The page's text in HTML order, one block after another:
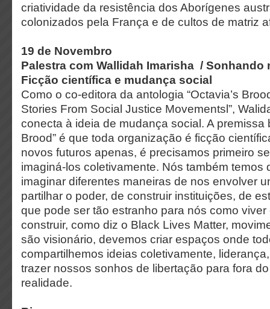
criatividade da resistência dos Aborígenes
colonizados pela França e de cultos de matriz
19 de Novembro
Palestra com Wallidah Imarisha / Sonhando
Ficção científica e mudança social
Como o co-editora da antologia “Octavia’s
Stories From Social Justice Movementsl”,
conecta à ideia de mudança social. A premissa
Brood” é que toda organização é ficção
novos futuros apenas, é precisamos primeiro
imaginá-los coletivamente. Nós também temos
imaginar diferentes maneiras de nos envolver
partilhar o poder, de construir instituições, de
que pode ser tão estranho para nós como viver
construir, como diz o Black Lives Matter,
são visionário, devemos criar espaços onde
compartilhemos ideias coletivamente,
trazer nossos sonhos de libertação para fora
realidade.